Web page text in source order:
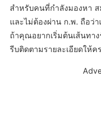
สำหรับคนที่กำลังมองหา
และไม่ต้องผ่าน ก.พ. ถือว่
ถ้าคุณอยากเริ่มต้นเส้นทา
รีบติดตามรายละเอียดให้ค